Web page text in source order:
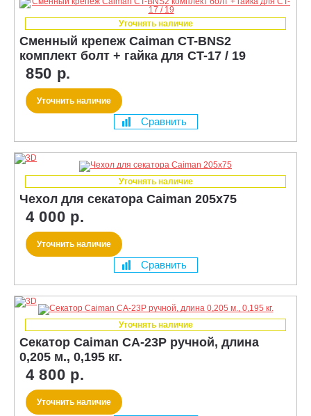
Уточнять наличие
Сменный крепеж Caiman CT-BNS2
комплект болт + гайка для CT-17 / 19
850 р.
Уточнить наличие
Сравнить
Уточнять наличие
Чехол для секатора Caiman 205x75
4 000 р.
Уточнить наличие
Сравнить
Уточнять наличие
Секатор Caiman CA-23P ручной, длина
0,205 м., 0,195 кг.
4 800 р.
Уточнить наличие